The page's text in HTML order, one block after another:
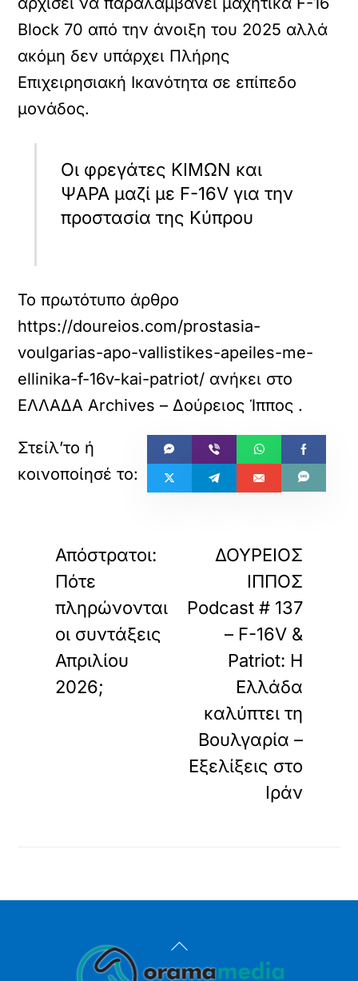
Block 70 από την άνοιξη του 2025 αλλά
ακόμη δεν υπάρχει Πλήρης
Επιχειρησιακή Ικανότητα σε επίπεδο
μονάδος.
Οι φρεγάτες ΚΙΜΩΝ και
ΨΑΡΑ μαζί με F-16V για την
προστασία της Κύπρου
Το πρωτότυπο άρθρο
https://doureios.com/prostasia-
voulgarias-apo-vallistikes-apeiles-me-
ellinika-f-16v-kai-patriot/ ανήκει στο
ΕΛΛΑΔΑ Archives – Δούρειος Ίππος .
Απόστρατοι:
Πότε
πληρώνονται
οι συντάξεις
Απριλίου
2026;
ΔΟΥΡΕΙΟΣ
ΙΠΠΟΣ
Podcast # 137
– F-16V &
Patriot: Η
Ελλάδα
καλύπτει τη
Βουλγαρία –
Εξελίξεις στο
Ιράν
Back
To